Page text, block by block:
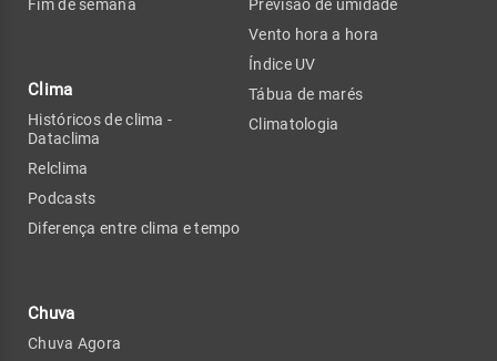
Fim de semana
Clima
Históricos de clima -
Dataclima
Relclima
Podcasts
Diferença entre clima e tempo
Chuva
Chuva Agora
Previsão de umidade
Vento hora a hora
Índice UV
Tábua de marés
Climatologia